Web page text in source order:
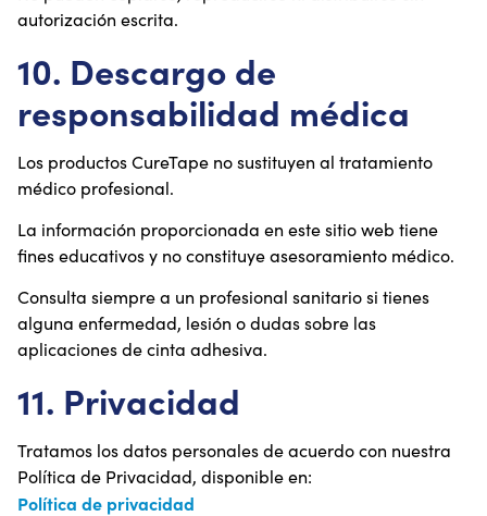
autorización escrita.
10. Descargo de
responsabilidad médica
Los productos CureTape no sustituyen al tratamiento
médico profesional.
La información proporcionada en este sitio web tiene
fines educativos y no constituye asesoramiento médico.
Consulta siempre a un profesional sanitario si tienes
alguna enfermedad, lesión o dudas sobre las
aplicaciones de cinta adhesiva.
11. Privacidad
Tratamos los datos personales de acuerdo con nuestra
Política de Privacidad, disponible en:
Política de privacidad